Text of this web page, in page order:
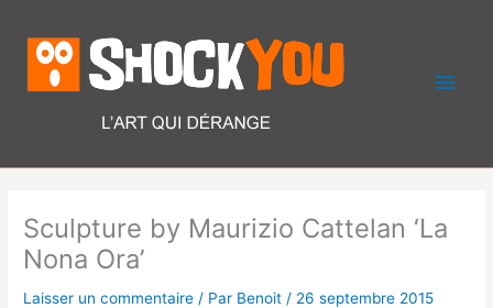
contenu
Sculpture by Maurizio Cattelan ‘La
Nona Ora’
Laisser un commentaire / Par Benoit / 26 septembre 2015